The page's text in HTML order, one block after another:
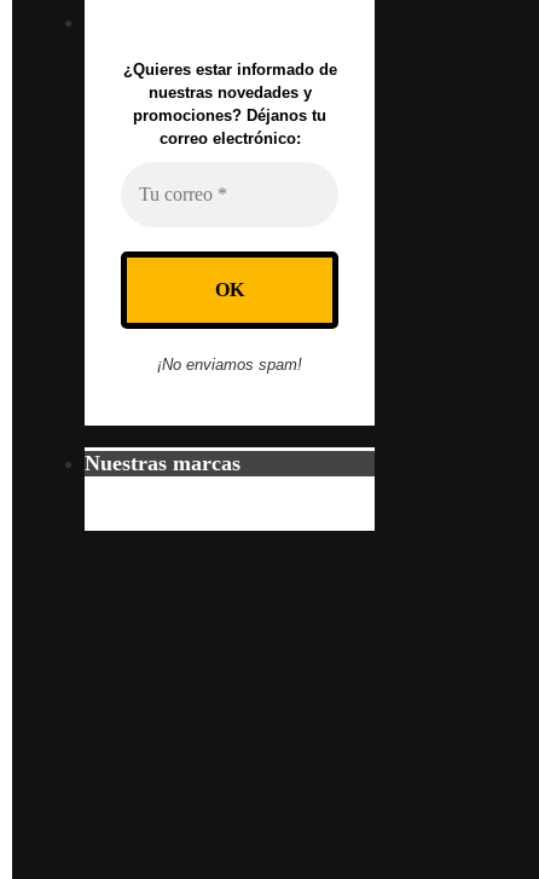
¿Quieres estar informado de
nuestras novedades y
promociones? Déjanos tu
correo electrónico:
¡No enviamos spam!
Nuestras marcas